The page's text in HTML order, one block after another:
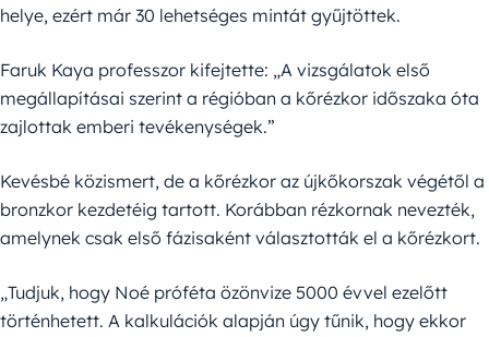
helye, ezért már 30 lehetséges mintát gyűjtöttek.
Faruk Kaya professzor kifejtette: „A vizsgálatok első
megállapításai szerint a régióban a kőrézkor időszaka óta
zajlottak emberi tevékenységek.”
Kevésbé közismert, de a kőrézkor az újkőkorszak végétől a
bronzkor kezdetéig tartott. Korábban rézkornak nevezték,
amelynek csak első fázisaként választották el a kőrézkort.
„Tudjuk, hogy Noé próféta özönvize 5000 évvel ezelőtt
történhetett. A kalkulációk alapján úgy tűnik, hogy ekkor